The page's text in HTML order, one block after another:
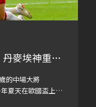
麥埃神重生
的中場大將
夏天在歐國盃上，
各界，所幸搶救回